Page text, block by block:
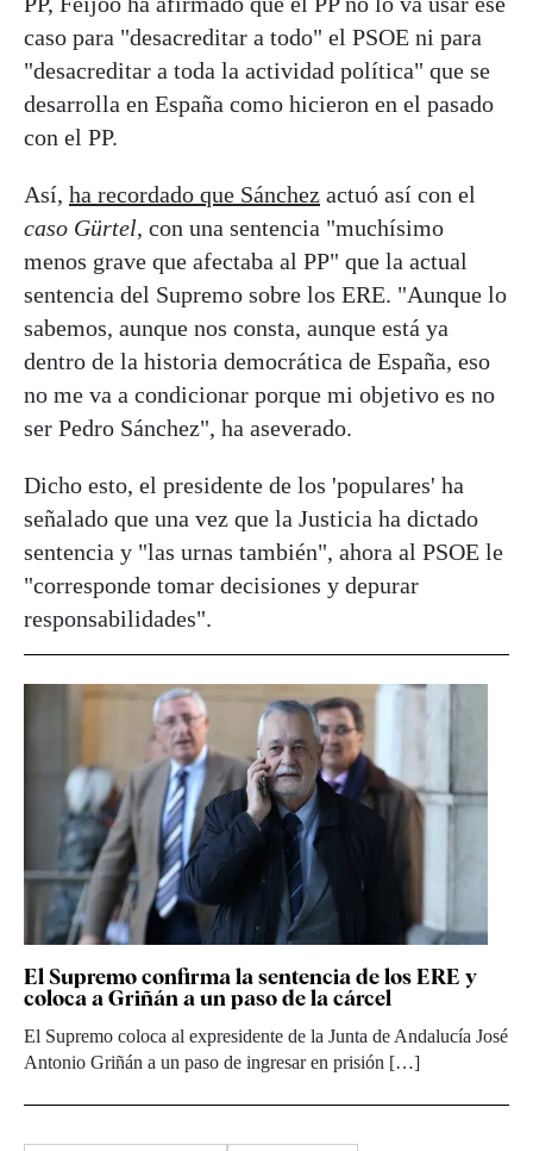
caso para "desacreditar a todo" el PSOE ni para
"desacreditar a toda la actividad política" que se
desarrolla en España como hicieron en el pasado
con el PP.
Así, ha recordado que Sánchez actuó así con el
caso Gürtel, con una sentencia "muchísimo
menos grave que afectaba al PP" que la actual
sentencia del Supremo sobre los ERE. "Aunque lo
sabemos, aunque nos consta, aunque está ya
dentro de la historia democrática de España, eso
no me va a condicionar porque mi objetivo es no
ser Pedro Sánchez", ha aseverado.
Dicho esto, el presidente de los 'populares' ha
señalado que una vez que la Justicia ha dictado
sentencia y "las urnas también", ahora al PSOE le
"corresponde tomar decisiones y depurar
responsabilidades".
El Supremo confirma la sentencia de los ERE y
coloca a Griñán a un paso de la cárcel
El Supremo coloca al expresidente de la Junta de Andalucía José
Antonio Griñán a un paso de ingresar en prisión […]